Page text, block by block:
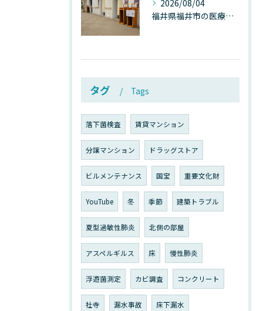
2026/08/04
福井県福井市の医療施設で広がる“見えないカビ汚染”──なぜ除カビが必須なのか、その本質を徹底解説
タグ Tags
落下菌検査 賃貸マンション
分譲マンション ドラッグストア
ビルメンテナンス 国宝 重要文化財
YouTube 冬 季節 建築トラブル
夏型過敏性肺炎 北側の部屋
アスペルギルス 床 慢性肺炎
浮遊菌測定 カビ調査 コンクリート
社寺 漏水事故 床下漏水